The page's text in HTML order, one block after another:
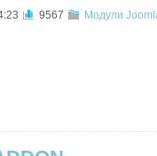
9567 Модули